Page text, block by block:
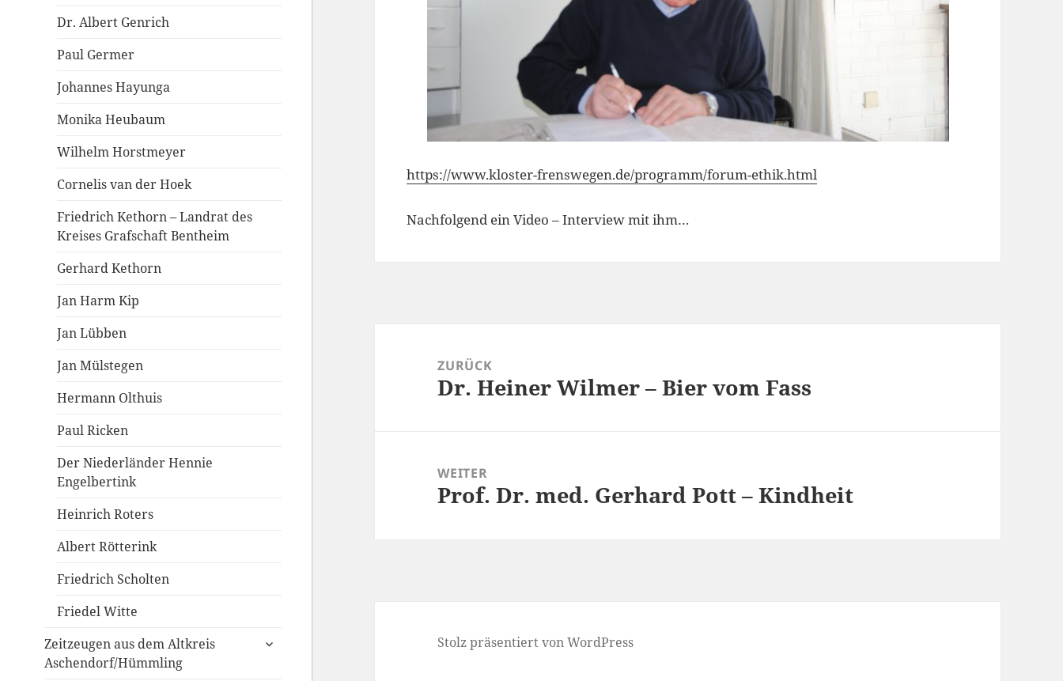
Dr. Albert Genrich
Paul Germer
Johannes Hayunga
Monika Heubaum
Wilhelm Horstmeyer
Cornelis van der Hoek
Friedrich Kethorn – Landrat des
Kreises Grafschaft Bentheim
Gerhard Kethorn
Jan Harm Kip
Jan Lübben
Jan Mülstegen
Hermann Olthuis
Paul Ricken
Der Niederländer Hennie
Engelbertink
Heinrich Roters
Albert Rötterink
Friedrich Scholten
Friedel Witte
Zeitzeugen aus dem Altkreis
Aschendorf/Hümmling
untermenü
https://www.kloster-frenswegen.de/programm/forum-ethik.html
Nachfolgend ein Video – Interview mit ihm…
ZURÜCK
Vorheriger
Dr. Heiner Wilmer – Bier vom Fass
WEITER
Nächster
Prof. Dr. med. Gerhard Pott – Kindheit
Stolz präsentiert von WordPress